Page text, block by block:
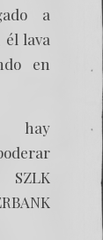
a
lava
en